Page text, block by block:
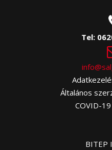
Tel:
Általános
COVID-
BITEP